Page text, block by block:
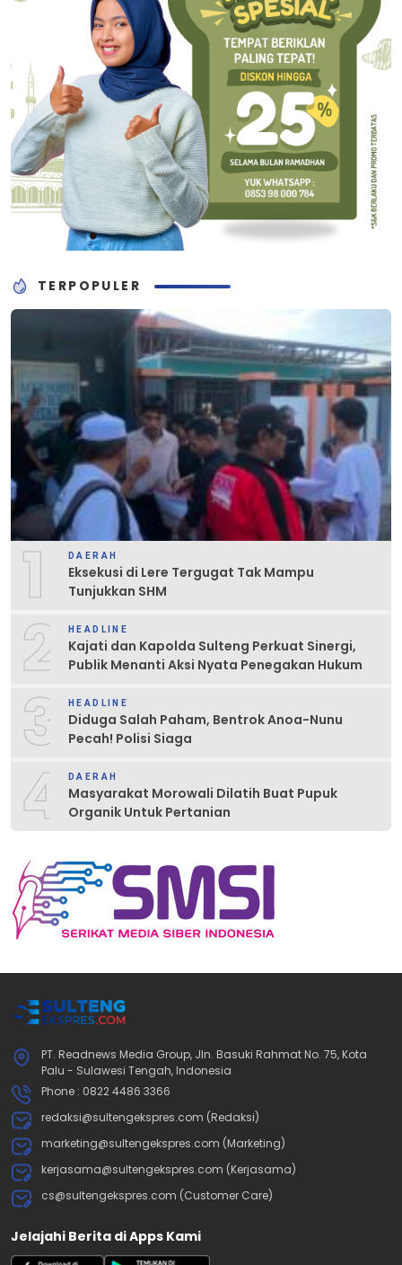
TERPOPULER
1 DAERAH
Eksekusi di Lere Tergugat Tak Mampu
Tunjukkan SHM
2 HEADLINE
Kajati dan Kapolda Sulteng Perkuat Sinergi,
Publik Menanti Aksi Nyata Penegakan Hukum
3 HEADLINE
Diduga Salah Paham, Bentrok Anoa-Nunu
Pecah! Polisi Siaga
4 DAERAH
Masyarakat Morowali Dilatih Buat Pupuk
Organik Untuk Pertanian
PT. Readnews Media Group, Jln. Basuki Rahmat No. 75, Kota
Palu - Sulawesi Tengah, Indonesia
Phone : 0822 4486 3366
redaksi@sultengekspres.com (Redaksi)
marketing@sultengekspres.com (Marketing)
kerjasama@sultengekspres.com (Kerjasama)
cs@sultengekspres.com (Customer Care)
Jelajahi Berita di Apps Kami